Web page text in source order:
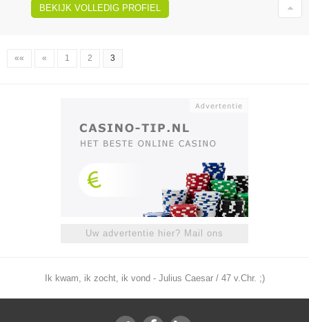
BEKIJK VOLLEDIG PROFIEL
«« « 1 2 3
Uw advertentie hier? Mail ons
Ik kwam, ik zocht, ik vond - Julius Caesar / 47 v.Chr. ;)